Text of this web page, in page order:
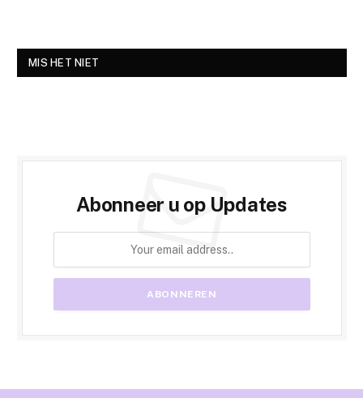
MIS HET NIET
Abonneer u op Updates